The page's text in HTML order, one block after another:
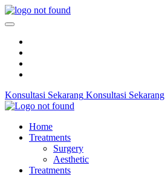
Konsultasi Sekarang Konsultasi Sekarang
Home
Treatments
Surgery
Aesthetic
Treatments